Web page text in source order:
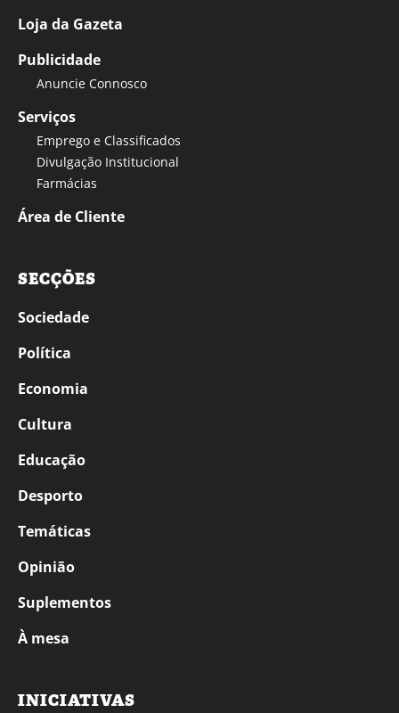
Loja da Gazeta
Publicidade
Anuncie Connosco
Serviços
Emprego e Classificados
Divulgação Institucional
Farmácias
Área de Cliente
SECÇÕES
Sociedade
Política
Economia
Cultura
Educação
Desporto
Temáticas
Opinião
Suplementos
À mesa
INICIATIVAS